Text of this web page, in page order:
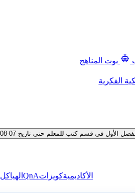
بوت المناهج
الفكرية
في قسم كتب للمعلم حتى تاريخ 07-08-2026
الأكاديميةكويزاتQnA الهياكل